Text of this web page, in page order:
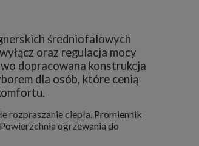
średniofalowych
oraz regulacja mocy
dopracowana konstrukcja
dla osób, które cenią
rozpraszanie ciepła. Promiennik
ogrzewania do